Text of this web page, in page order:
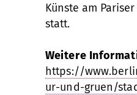
Künste am
statt.
Weitere
https://
ur-und-gruen/